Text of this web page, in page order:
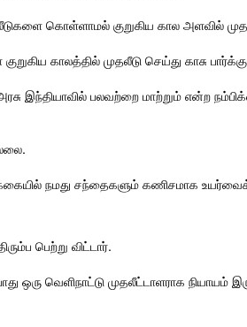
கொள்ளாமல் குறுகிய கால அளவில்
காலத்தில் முதலீடு செய்து காசு
இந்தியாவில் பலவற்றை மாற்றும் என்ற
நமது சந்தைகளும் கணிசமாக
பெற்று விட்டார்.
ஒரு வெளிநாட்டு முதலீட்டாளராக நியாயம்